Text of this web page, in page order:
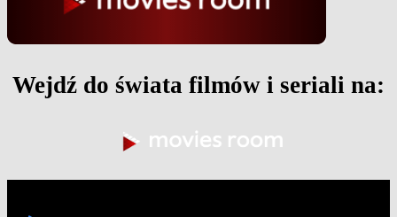
Wejdź do świata filmów i seriali na: